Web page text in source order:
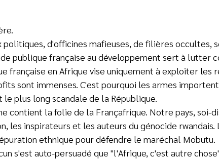
politiques, d'officines mafieuses, de filières occultes,
publique française au développement sert à lutter
française en Afrique vise uniquement à exploiter
sont immenses. C'est pourquoi les armes
plus long scandale de la République.
contient la folie de la Françafrique. Notre pays, soi-
les inspirateurs et les auteurs du génocide
ethnique pour défendre le maréchal Mobutu.
s'est auto-persuadé que "l'Afrique, c'est autre